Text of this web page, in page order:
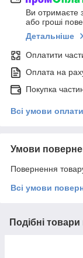
Ви отримаєте
або гроші
Детальніше
Оплатити
Оплата на
Покупка
Всі умови оплати
Умови
Повернення
Всі умови
Подібні товари